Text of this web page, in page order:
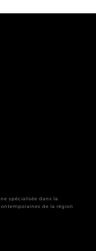
spécialisée dans la
de la région